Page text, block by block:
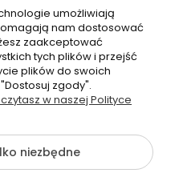
Pomoc
Moje konto
i dostawa
umożliwiają
nam dostosować
zaakceptować
tych plików i przejść
plików do swoich
zgody".
w naszej Polityce
niezbędne